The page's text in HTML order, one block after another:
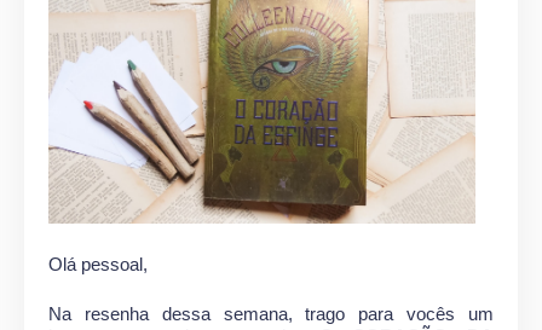
Olá pessoal,
Na resenha dessa semana, trago para vocês um